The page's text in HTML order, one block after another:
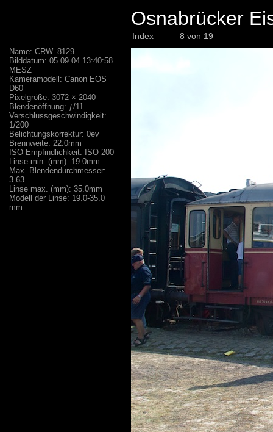
Osnabrücker
Index 8 von 19
Name: CRW_8129
Bilddatum: 05.09.04 13:40:58
MESZ
Kameramodell: Canon EOS
D60
Pixelgröße: 3072 × 2040
Blendenöffnung: ƒ/11
Verschlussgeschwindigkeit:
1/200
Belichtungskorrektur: 0ev
Brennweite: 22.0mm
ISO-Empfindlichkeit: ISO 200
Linse min. (mm): 19.0mm
Max. Blendendurchmesser:
3.63
Linse max. (mm): 35.0mm
Modell der Linse: 19.0-35.0
mm